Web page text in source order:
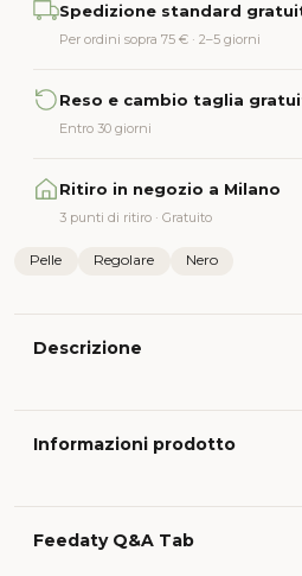
Spedizione standard
Per ordini sopra 75 € · 2–5 giorni
Reso e cambio taglia
Entro 30 giorni
Ritiro in negozio a Milano
3 punti di ritiro · Gratuito
Pelle Regolare Nero
Descrizione
Informazioni prodotto
Feedaty Q&A Tab